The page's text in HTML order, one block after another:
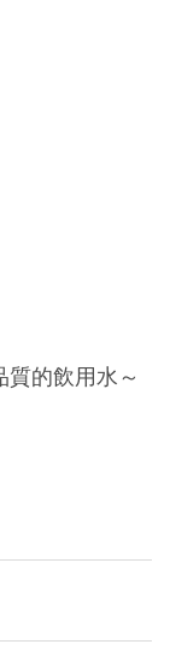
的飲用水～